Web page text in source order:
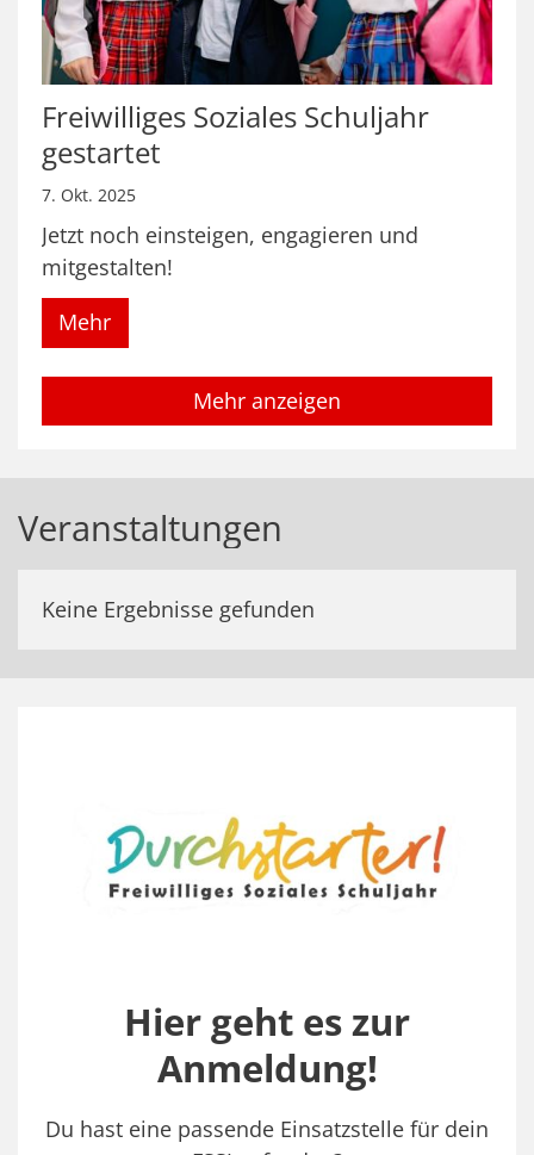
Freiwilliges Soziales Schuljahr
gestartet
7. Okt. 2025
Jetzt noch einsteigen, engagieren und
mitgestalten!
Mehr
Mehr anzeigen
Veranstaltungen
Keine Ergebnisse gefunden
Hier geht es zur
Anmeldung!
Du hast eine passende Einsatzstelle für dein